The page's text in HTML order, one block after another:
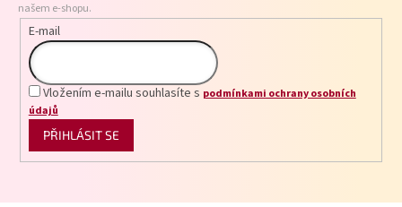
našem e-shopu.
E-mail
Vložením e-mailu souhlasíte s podmínkami ochrany osobních
údajů
PŘIHLÁSIT SE